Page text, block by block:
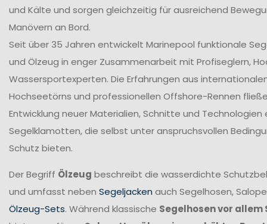
und Kälte und sorgen gleichzeitig für ausreichend
Manövern an Bord.
Seit über 35 Jahren entwickelt Marinepool funktionale
und Ölzeug in enger Zusammenarbeit mit Profiseglern,
Wassersportexperten. Die Erfahrungen aus
Hochseetörns und professionellen Offshore-Rennen
Entwicklung neuer Materialien, Schnitte und Technologien
Segelklamotten, die selbst unter anspruchsvollen
Schutz bieten.
Der Begriff Ölzeug beschreibt die wasserdichte
und umfasst neben Segeljacken auch Segelhosen,
Ölzeug-Sets. Während klassische Segelhosen vor allem